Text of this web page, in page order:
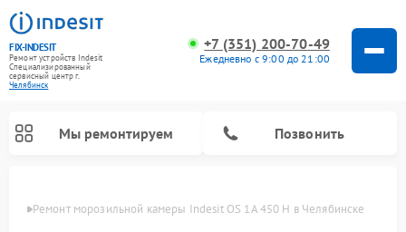
FIX-INDESIT
Ремонт устройств Indesit
Специализированный
cервисный центр г.
Челябинск
+7 (351) 200-70-49
Ежедневно с 9:00 до 21:00
Мы ремонтируем Позвонить
Ремонт морозильной камеры Indesit OS 1A 450 H в Челябинске